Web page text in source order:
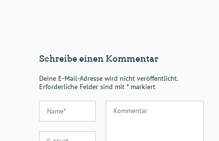
Schreibe einen Kommentar
Deine E-Mail-Adresse wird nicht veröffentlicht.
Erforderliche Felder sind mit *markiert